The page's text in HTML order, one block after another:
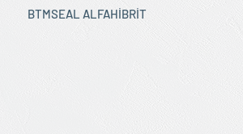
BTMSEAL ALFAHİBRİT